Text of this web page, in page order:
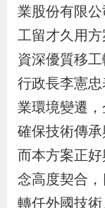
貪
瀆
交
通
位
置
圖
業股份有限
工留才久用
資深優質移
行政長李憲
業環境變遷
確保技術傳承
而本方案正
念高度契合
轉任外國技術